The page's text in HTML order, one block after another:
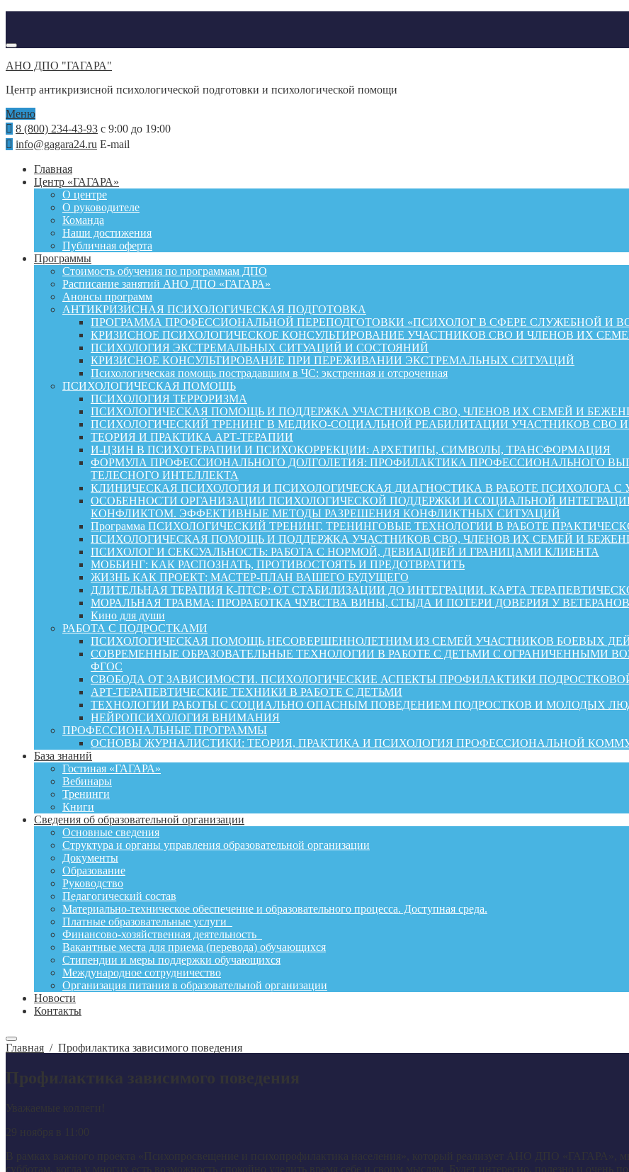
АНО ДПО "ГАГАРА"
Центр антикризисной психологической подготовки и психологической помощи
Меню
8 (800) 234-43-93 с 9:00 до 19:00
info@gagara24.ru E-mail
Главная
Центр «ГАГАРА»
О центре
О руководителе
Команда
Наши достижения
Публичная оферта
Программы
Стоимость обучения по программам ДПО
Расписание занятий АНО ДПО «ГАГАРА»
Анонсы программ
АНТИКРИЗИСНАЯ ПСИХОЛОГИЧЕСКАЯ ПОДГОТОВКА
ПРОГРАММА ПРОФЕССИОНАЛЬНОЙ ПЕРЕПОДГОТОВКИ «ПСИХОЛОГ В СФЕРЕ СЛУЖЕБНОЙ И
КРИЗИСНОЕ ПСИХОЛОГИЧЕСКОЕ КОНСУЛЬТИРОВАНИЕ УЧАСТНИКОВ СВО И ЧЛЕНОВ ИХ
ПСИХОЛОГИЯ ЭКСТРЕМАЛЬНЫХ СИТУАЦИЙ И СОСТОЯНИЙ
КРИЗИСНОЕ КОНСУЛЬТИРОВАНИЕ ПРИ ПЕРЕЖИВАНИИ ЭКСТРЕМАЛЬНЫХ СИТУАЦИЙ
Психологическая помощь пострадавшим в ЧС: экстренная и отсроченная
ПСИХОЛОГИЧЕСКАЯ ПОМОЩЬ
ПСИХОЛОГИЯ ТЕРРОРИЗМА
ПСИХОЛОГИЧЕСКАЯ ПОМОЩЬ И ПОДДЕРЖКА УЧАСТНИКОВ СВО, ЧЛЕНОВ ИХ СЕМЕЙ И БЕЖЕНЦЕВ
ПСИХОЛОГИЧЕСКИЙ ТРЕНИНГ В МЕДИКО-СОЦИАЛЬНОЙ РЕАБИЛИТАЦИИ УЧАСТНИКОВ СВО
ТЕОРИЯ И ПРАКТИКА АРТ-ТЕРАПИИ
И-ЦЗИН В ПСИХОТЕРАПИИ И ПСИХОКОРРЕКЦИИ: АРХЕТИПЫ, СИМВОЛЫ, ТРАНСФОРМАЦИЯ
ФОРМУЛА ПРОФЕССИОНАЛЬНОГО ДОЛГОЛЕТИЯ: ПРОФИЛАКТИКА ПРОФЕССИОНАЛЬНОГО
ТЕЛЕСНОГО ИНТЕЛЛЕКТА
КЛИНИЧЕСКАЯ ПСИХОЛОГИЯ И ПСИХОЛОГИЧЕСКАЯ ДИАГНОСТИКА В РАБОТЕ ПСИХОЛОГА
ОСОБЕННОСТИ ОРГАНИЗАЦИИ ПСИХОЛОГИЧЕСКОЙ ПОДДЕРЖКИ И СОЦИАЛЬНОЙ
КОНФЛИКТОМ. ЭФФЕКТИВНЫЕ МЕТОДЫ РАЗРЕШЕНИЯ КОНФЛИКТНЫХ СИТУАЦИЙ
Программа ПСИХОЛОГИЧЕСКИЙ ТРЕНИНГ. ТРЕНИНГОВЫЕ ТЕХНОЛОГИИ В РАБОТЕ
ПСИХОЛОГИЧЕСКАЯ ПОМОЩЬ И ПОДДЕРЖКА УЧАСТНИКОВ СВО, ЧЛЕНОВ ИХ СЕМЕЙ И БЕЖЕНЦЕВ
ПСИХОЛОГ И СЕКСУАЛЬНОСТЬ: РАБОТА С НОРМОЙ, ДЕВИАЦИЕЙ И ГРАНИЦАМИ КЛИЕНТА
МОББИНГ: КАК РАСПОЗНАТЬ, ПРОТИВОСТОЯТЬ И ПРЕДОТВРАТИТЬ
ЖИЗНЬ КАК ПРОЕКТ: МАСТЕР‑ПЛАН ВАШЕГО БУДУЩЕГО
ДЛИТЕЛЬНАЯ ТЕРАПИЯ К-ПТСР: ОТ СТАБИЛИЗАЦИИ ДО ИНТЕГРАЦИИ. КАРТА
МОРАЛЬНАЯ ТРАВМА: ПРОРАБОТКА ЧУВСТВА ВИНЫ, СТЫДА И ПОТЕРИ ДОВЕРИЯ У
Кино для души
РАБОТА С ПОДРОСТКАМИ
ПСИХОЛОГИЧЕСКАЯ ПОМОЩЬ НЕСОВЕРШЕННОЛЕТНИМ ИЗ СЕМЕЙ УЧАСТНИКОВ БОЕВЫХ
СОВРЕМЕННЫЕ ОБРАЗОВАТЕЛЬНЫЕ ТЕХНОЛОГИИ В РАБОТЕ С ДЕТЬМИ С ОГРАНИЧЕННЫМИ
ФГОС
СВОБОДА ОТ ЗАВИСИМОСТИ. ПСИХОЛОГИЧЕСКИЕ АСПЕКТЫ ПРОФИЛАКТИКИ
АРТ-ТЕРАПЕВТИЧЕСКИЕ ТЕХНИКИ В РАБОТЕ С ДЕТЬМИ
ТЕХНОЛОГИИ РАБОТЫ С СОЦИАЛЬНО ОПАСНЫМ ПОВЕДЕНИЕМ ПОДРОСТКОВ И МОЛОДЫХ
НЕЙРОПСИХОЛОГИЯ ВНИМАНИЯ
ПРОФЕССИОНАЛЬНЫЕ ПРОГРАММЫ
ОСНОВЫ ЖУРНАЛИСТИКИ: ТЕОРИЯ, ПРАКТИКА И ПСИХОЛОГИЯ ПРОФЕССИОНАЛЬНОЙ
База знаний
Гостиная «ГАГАРА»
Вебинары
Тренинги
Книги
Сведения об образовательной организации
Основные сведения
Структура и органы управления образовательной организации
Документы
Образование
Руководство
Педагогический состав
Материально-техническое обеспечение и образовательного процесса. Доступная среда.
Платные образовательные услуги
Финансово-хозяйственная деятельность
Вакантные места для приема (перевода) обучающихся
Стипендии и меры поддержки обучающихся
Международное сотрудничество
Организация питания в образовательной организации
Новости
Контакты
Главная / Профилактика зависимого поведения